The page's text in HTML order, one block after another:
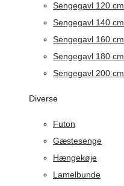
Sengegavl 120 cm
Sengegavl 140 cm
Sengegavl 160 cm
Sengegavl 180 cm
Sengegavl 200 cm
Diverse
Futon
Gæstesenge
Hængekøje
Lamelbunde